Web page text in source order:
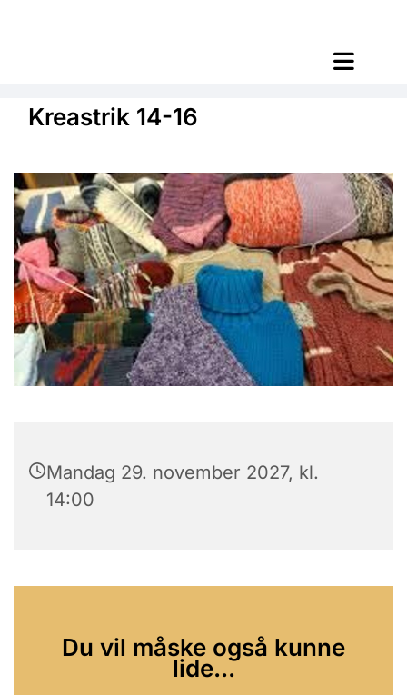
Kreastrik 14-16
Mandag 29. november 2027, kl.
14:00
Du vil måske også kunne
lide...